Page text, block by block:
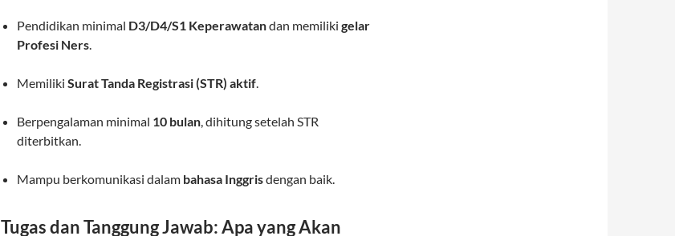
Pendidikan minimal D3/D4/S1 Keperawatandan memiliki gelar
Profesi Ners.
Memiliki Surat Tanda Registrasi (STR) aktif.
Berpengalaman minimal 10 bulan, dihitung setelah STR
diterbitkan.
Mampu berkomunikasi dalam bahasa Inggrisdengan baik.
Tugas dan Tanggung Jawab: Apa yang Akan